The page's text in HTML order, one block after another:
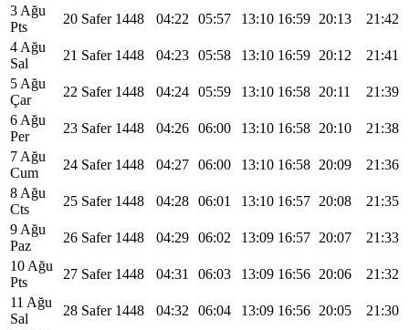
3 Ağu
Pts
20 Safer 1448 04:22 05:57 13:10 16:59 20:13
21:42
4 Ağu
Sal
21 Safer 1448 04:23 05:58 13:10 16:59 20:12
21:41
5 Ağu
Çar
22 Safer 1448 04:24 05:59 13:10 16:58 20:11
21:39
6 Ağu
Per
23 Safer 1448 04:26 06:00 13:10 16:58 20:10
21:38
7 Ağu
Cum
24 Safer 1448 04:27 06:00 13:10 16:58 20:09
21:36
8 Ağu
Cts
25 Safer 1448 04:28 06:01 13:10 16:57 20:08
21:35
9 Ağu
Paz
26 Safer 1448 04:29 06:02 13:09 16:57 20:07
21:33
10 Ağu
Pts
27 Safer 1448 04:31 06:03 13:09 16:56 20:06
21:32
11 Ağu
Sal
28 Safer 1448 04:32 06:04 13:09 16:56 20:05
21:30